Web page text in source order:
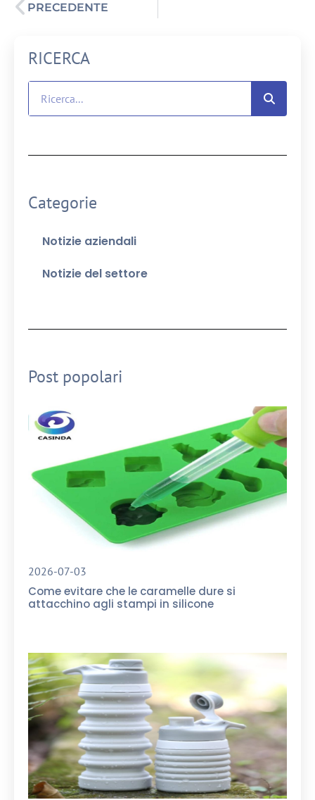
PRECEDENTE
RICERCA
Categorie
Notizie aziendali
Notizie del settore
Post popolari
2026-07-03
Come evitare che le caramelle dure si
attacchino agli stampi in silicone